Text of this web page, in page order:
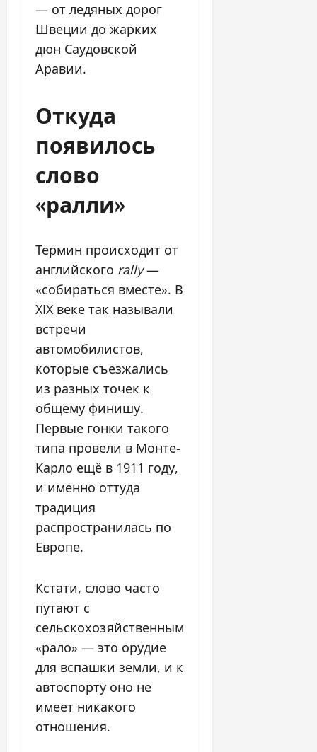
— от ледяных дорог
Швеции до жарких
дюн Саудовской
Аравии.
Откуда
появилось
слово
«ралли»
Термин происходит от
английского rally—
«собираться вместе». В
XIX веке так называли
встречи
автомобилистов,
которые съезжались
из разных точек к
общему финишу.
Первые гонки такого
типа провели в Монте-
Карло ещё в 1911 году,
и именно оттуда
традиция
распространилась по
Европе.
Кстати, слово часто
путают с
сельскохозяйственным
«рало» — это орудие
для вспашки земли, и к
автоспорту оно не
имеет никакого
отношения.